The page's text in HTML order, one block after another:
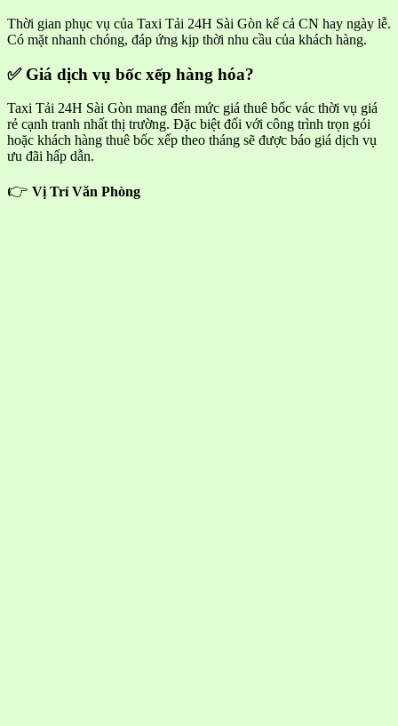
Thời gian phục vụ của Taxi Tải 24H Sài Gòn kể cả CN hay ngày lễ.
Có mặt nhanh chóng, đáp ứng kịp thời nhu cầu của khách hàng.
✅ Giá dịch vụ bốc xếp hàng hóa?
Taxi Tải 24H Sài Gòn mang đến mức giá thuê bốc vác thời vụ giá
rẻ cạnh tranh nhất thị trường. Đặc biệt đối với công trình trọn gói
hoặc khách hàng thuê bốc xếp theo tháng sẽ được báo giá dịch vụ
ưu đãi hấp dẫn.
👉 Vị Trí Văn Phòng